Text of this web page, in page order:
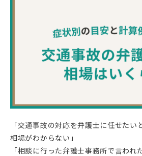
「交通事故の対応を弁護士に任せたい
相場がわからない」
「相談に行った弁護士事務所で言われ